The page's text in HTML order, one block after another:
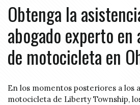
Obtenga la
abogado experto en
de motocicleta en
En los momentos posteriores a los
motocicleta de Liberty Township,